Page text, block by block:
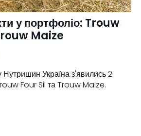
у портфоліо: Trouw
Maize
Україна з'явились 2
Four Sil та Trouw Maize.